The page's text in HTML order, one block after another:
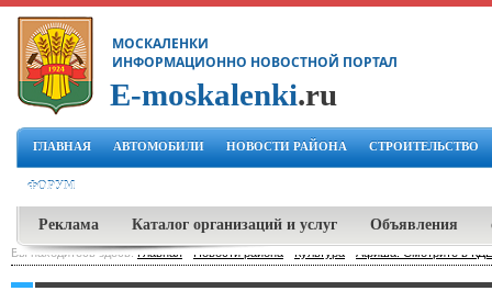
МОСКАЛЕНКИ
ИНФОРМАЦИОННО НОВОСТНОЙ ПОРТАЛ
E-moskalenki.ru
ГЛАВНАЯ АВТОМОБИЛИ НОВОСТИ РАЙОНА СТРОИТЕЛЬСТВО
ФОРУМ
Реклама Каталог организаций и услуг Объявления
Вы находитесь здесь:Главная-Новости района Культура Афиша: Смотрите в КДЦ